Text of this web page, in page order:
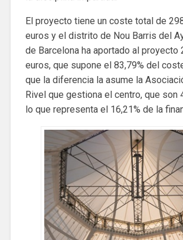
El proyecto tiene un coste total de
euros y el distrito de Nou Barris del
de Barcelona ha aportado al proyecto
euros, que supone el 83,79% del
que la diferencia la asume la
Rivel que gestiona el centro, que son
lo que representa el 16,21% de la